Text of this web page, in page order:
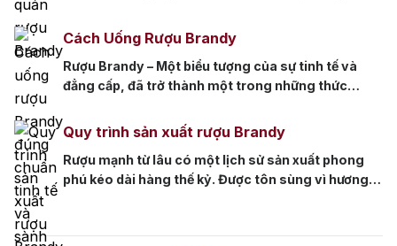
phức tạp và hương vị tinh tế. Nghệ thuật bảo quản
rượu Brandy, cũng như các loại rượu khác, là một
kỹ thuật đòi […]
Cách Uống Rượu Brandy
Rượu Brandy – Một biểu tượng của sự tinh tế và
đẳng cấp, đã trở thành một trong những thức
lịch sử lâu đời cùng với quy trình chế biến độc đáo,
Brandy mang đến cho chúng ta một trải nghiệm
thưởng thức đích thực. […]
Quy trình sản xuất rượu Brandy
Rượu mạnh từ lâu có một lịch sử sản xuất phong
phú kéo dài hàng thế kỷ. Được tôn sùng vì hương
rượu Brandy đã giành được vị trí hàng đầu. Nhưng